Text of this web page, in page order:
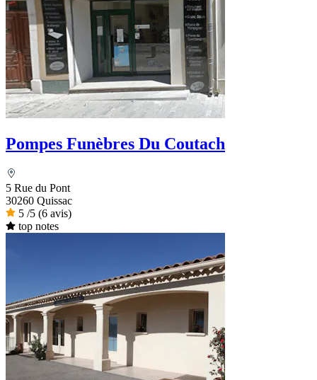
Pompes Funèbres Du Coutach
5 Rue du Pont
30260 Quissac
5 /5 (6 avis)
top notes